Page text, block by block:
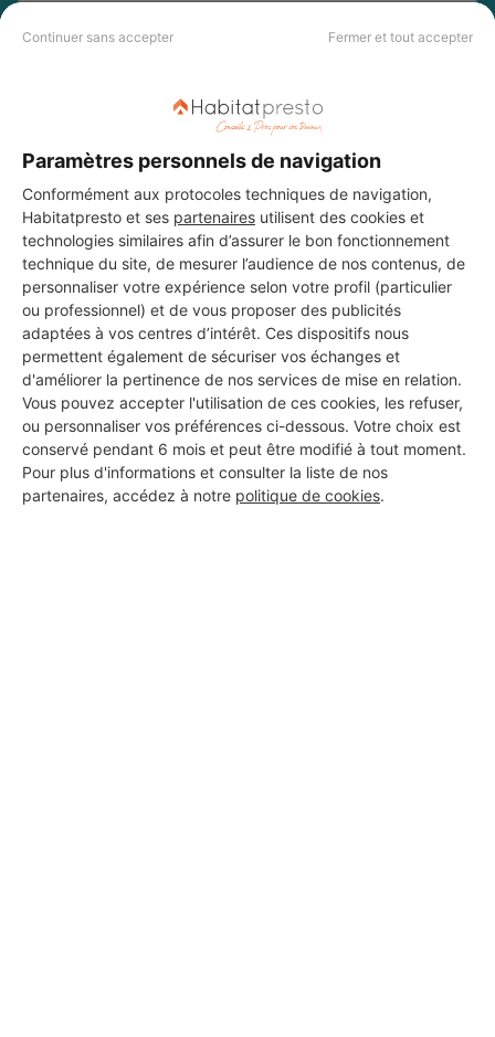
Continuer sans accepter Fermer et tout accepter
Paramètres personnels de navigation
Conformément aux protocoles techniques de navigation,
Habitatpresto et ses partenaires utilisent des cookies et
technologies similaires afin d’assurer le bon fonctionnement
technique du site, de mesurer l’audience de nos contenus, de
personnaliser votre expérience selon votre profil (particulier
ou professionnel) et de vous proposer des publicités
adaptées à vos centres d’intérêt. Ces dispositifs nous
permettent également de sécuriser vos échanges et
d'améliorer la pertinence de nos services de mise en relation.
Vous pouvez accepter l'utilisation de ces cookies, les refuser,
ou personnaliser vos préférences ci-dessous. Votre choix est
conservé pendant 6 mois et peut être modifié à tout moment.
Pour plus d'informations et consulter la liste de nos
partenaires, accédez à notre politique de cookies.
Aucun autre professionnel disponible dans cette zone